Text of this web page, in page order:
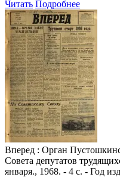
Читать Подробнее
Вперед : Орган
Совета депутатов
января., 1968. - 4 с. - Год